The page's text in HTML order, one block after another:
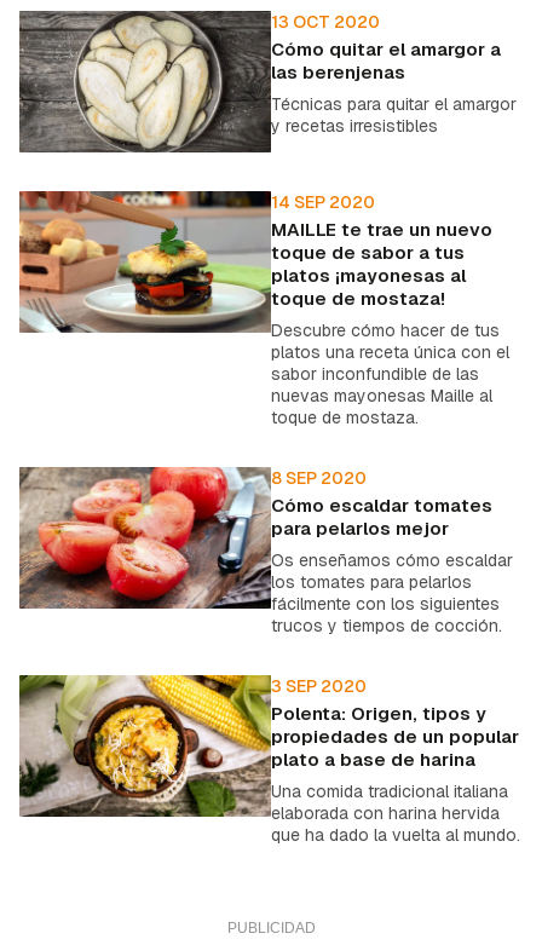
13 OCT 2020
Cómo quitar el amargor a
las berenjenas
Técnicas para quitar el amargor
y recetas irresistibles
14 SEP 2020
MAILLE te trae un nuevo
toque de sabor a tus
platos ¡mayonesas al
toque de mostaza!
Descubre cómo hacer de tus
platos una receta única con el
sabor inconfundible de las
nuevas mayonesas Maille al
toque de mostaza.
8 SEP 2020
Cómo escaldar tomates
para pelarlos mejor
Os enseñamos cómo escaldar
los tomates para pelarlos
fácilmente con los siguientes
trucos y tiempos de cocción.
3 SEP 2020
Polenta: Origen, tipos y
propiedades de un popular
plato a base de harina
Una comida tradicional italiana
elaborada con harina hervida
que ha dado la vuelta al mundo.